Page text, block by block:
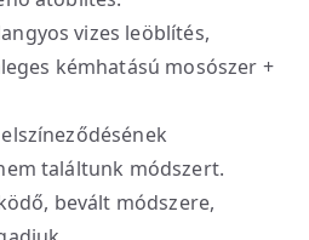
vizes leöblítés,
kémhatású mosószer +
elszíneződésének
találtunk módszert.
bevált módszere,